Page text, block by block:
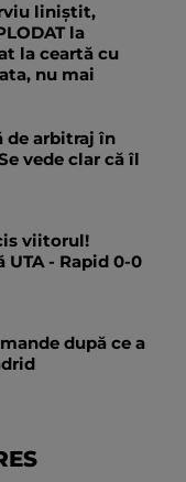
liniștit,
la
la ceartă cu
nu mai
de arbitraj în
vede clar că îl
viitorul!
- Rapid 0-0
după ce a